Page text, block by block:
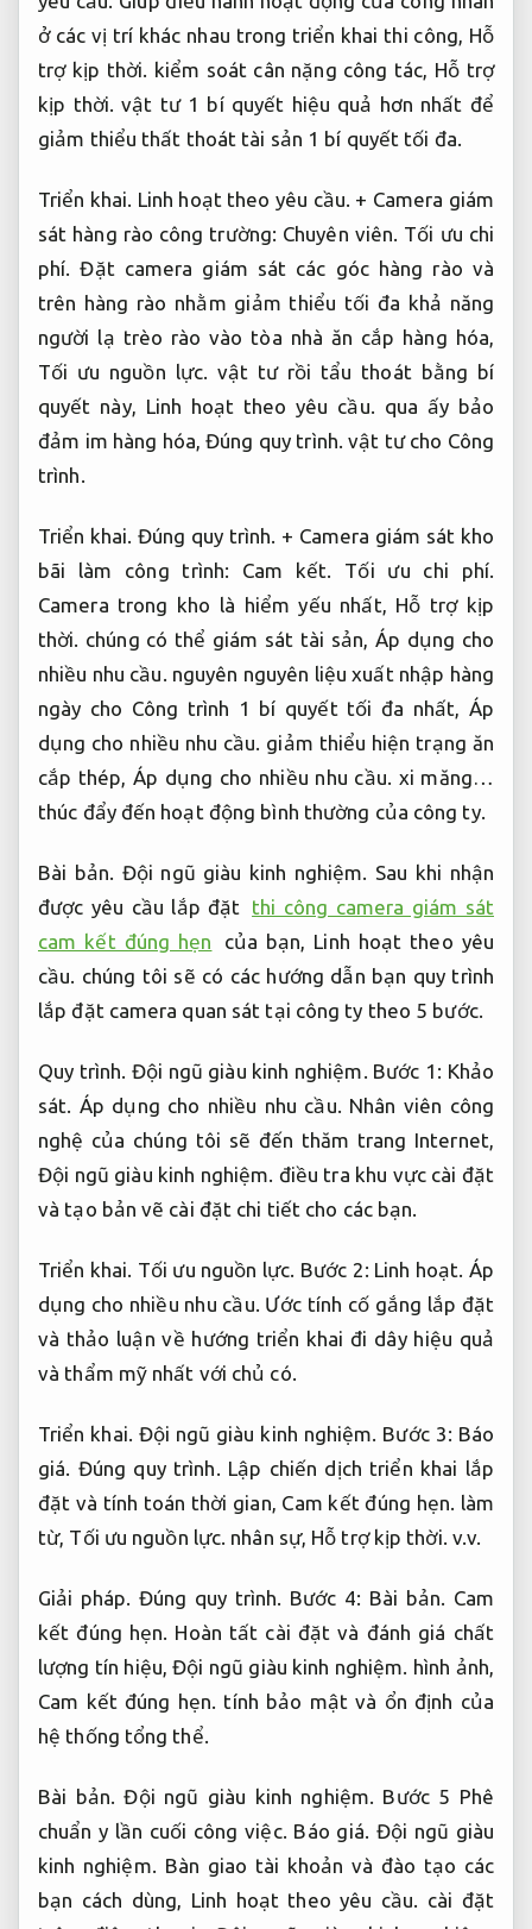
ở các vị trí khác nhau trong triển khai thi công, Hỗ
trợ kịp thời.
kiểm soát cân nặng công tác, Hỗ trợ
kịp thời. vật tư 1 bí quyết hiệu quả hơn nhất để
giảm thiểu thất thoát tài sản 1 bí quyết tối đa.
Triển khai. Linh hoạt theo yêu cầu. + Camera giám
sát hàng rào công trường: Chuyên viên. Tối ưu chi
phí.
Đặt camera giám sát các góc hàng rào và
trên hàng rào nhằm giảm thiểu tối đa khả năng
người lạ trèo rào vào tòa nhà ăn cắp hàng hóa,
Tối ưu nguồn lực.
vật tư rồi tẩu thoát bằng bí
quyết này, Linh hoạt theo yêu cầu.
qua ấy bảo
đảm im hàng hóa,Đúng quy trình. vật tư cho Công
trình.
Triển khai. Đúng quy trình. + Camera giám sát kho
bãi làm công trình: Cam kết.
Tối ưu chi phí.
Camera trong kho là hiểm yếu nhất, Hỗ trợ kịp
thời.
chúng có thể giám sát tài sản, Áp dụng cho
nhiều nhu cầu. nguyên nguyên liệu xuất nhập hàng
ngày cho Công trình 1 bí quyết tối đa nhất, Áp
dụng cho nhiều nhu cầu. giảm thiểu hiện trạng ăn
cắp thép, Áp dụng cho nhiều nhu cầu. xi măng…
thúc đẩy đến hoạt động bình thường của công ty.
Bài bản. Đội ngũ giàu kinh nghiệm. Sau khi nhận
được yêu cầu lắp đặt
thi công camera giám sát
cam kết đúng hẹn
của bạn, Linh hoạt theo yêu
cầu. chúng tôi sẽ có các hướng dẫn bạn quy trình
lắp đặt camera quan sát tại công ty theo 5 bước.
Quy trình. Đội ngũ giàu kinh nghiệm. Bước 1: Khảo
sát. Áp dụng cho nhiều nhu cầu. Nhân viên công
nghệ của chúng tôi sẽ đến thăm trang Internet,
Đội ngũ giàu kinh nghiệm. điều tra khu vực cài đặt
và tạo bản vẽ cài đặt chi tiết cho các bạn.
Triển khai. Tối ưu nguồn lực. Bước 2: Linh hoạt. Áp
dụng cho nhiều nhu cầu. Ước tính cố gắng lắp đặt
và thảo luận về hướng triển khai đi dây hiệu quả
và thẩm mỹ nhất với chủ có.
Triển khai. Đội ngũ giàu kinh nghiệm. Bước 3: Báo
giá. Đúng quy trình. Lập chiến dịch triển khai lắp
đặt và tính toán thời gian, Cam kết đúng hẹn. làm
từ, Tối ưu nguồn lực. nhân sự, Hỗ trợ kịp thời. v.v.
Giải pháp. Đúng quy trình. Bước 4: Bài bản. Cam
kết đúng hẹn. Hoàn tất cài đặt và đánh giá chất
lượng tín hiệu,Đội ngũ giàu kinh nghiệm. hình ảnh,
Cam kết đúng hẹn. tính bảo mật và ổn định của
hệ thống tổng thể.
Bài bản. Đội ngũ giàu kinh nghiệm. Bước 5 Phê
chuẩn y lần cuối công việc. Báo giá. Đội ngũ giàu
kinh nghiệm. Bàn giao tài khoản và đào tạo các
bạn cách dùng, Linh hoạt theo yêu cầu. cài đặt